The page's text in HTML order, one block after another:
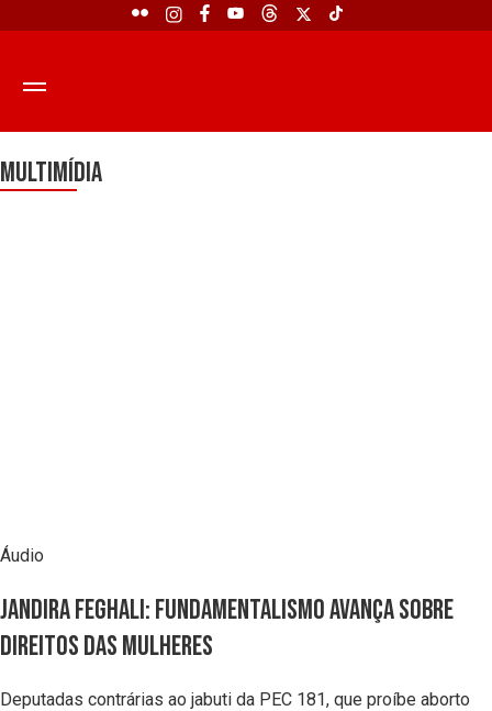
Multimídia
Áudio
Jandira Feghali: fundamentalismo avança sobre
direitos das mulheres
Deputadas contrárias ao jabuti da PEC 181, que proíbe aborto